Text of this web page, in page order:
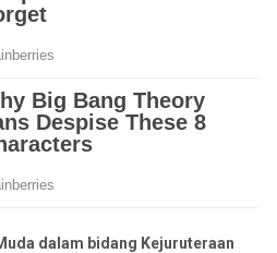
dalam bidang Kejuruteraan